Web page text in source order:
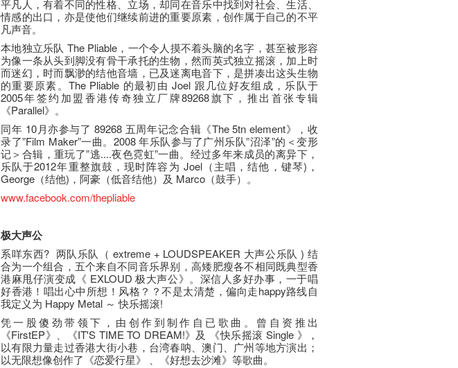
平凡人，有着不同的性格、立场，却同在音乐中找到对社会、生活、
情感的出口，亦是使他们继续前进的重要原素，创作属于自己的不平
凡声音。
本地独立乐队 The Pliable，一个令人摸不着头脑的名字，甚至被形容
为像一条从头到脚没有骨干承托的生物，然而英式独立摇滚，加上时
而迷幻，时而飘渺的结他音墙，已及迷离电音下，是拼凑出这头生物
的重要原素。The Pliable 的最初由 Joel 跟几位好友组成，乐队于
2005年签约加盟香港传奇独立厂牌89268旗下，推出首张专辑
《Parallel》。
同年 10月亦参与了 89268 五周年记念合辑《The 5tn element》，收
录了”Film Maker”一曲。2008 年乐队参与了广州乐队”沼泽”的＜变形
记＞合辑，重玩了”逃....夜色霓虹”一曲。经过多年来成员的离异下，
乐队于2012年重整旗鼓，现时阵容为 Joel（主唱，结他，键琴)，
George（结他)，阿豪（低音结他）及 Marco（鼓手）。
www.facebook.com/thepliable
极大声公
系咩东西? 两队乐队（ extreme + LOUDSPEAKER 大声公乐队 ) 结
合为一个组合，五个来自不同音乐界别，高矮肥瘦各不相同既典型香
港麻甩仔演变成《 EXLOUD 极大声公》。深信人多好办事，一于唱
好香港！唱出心中所想！风格？？不是太清楚，偏向走happy路线自
我定义为 Happy Metal ～ 快乐摇滚!
凭一股傻劲带领下，由创作到制作自已歌曲。曾自资推出
《FirstEP》、《IT'S TIME TO DREAM!》及 《快乐摇滚 Single 》，
以有限力量走过香港大街小巷，台湾春呐、澳门、广州等地方演出；
以无限想像创作了《恋爱行星》 、《好想去沙滩》等歌曲。